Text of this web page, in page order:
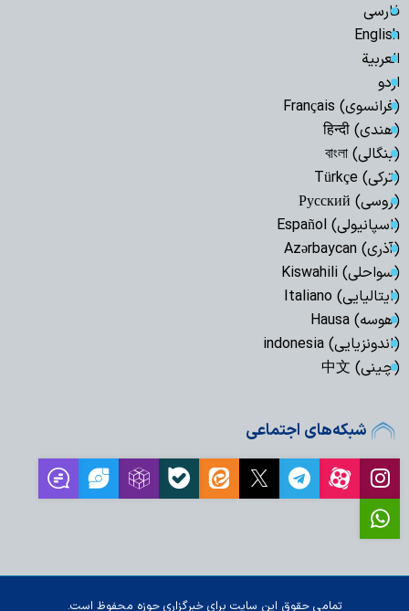
فارسی
English
العربیة
اردو
(فرانسوی) Français
(هندی) हिन्दी
(بنگالی) বাংলা
(ترکی) Türkçe
(روسی) Русский
(اسپانیولی) Español
(آذری) Azərbaycan
(سواحلی) Kiswahili
(ایتالیایی) Italiano
(هوسه) Hausa
(اندونزیایی) indonesia
(چینی) 中文
شبکه‌های اجتماعی
تمامی حقوق این سایت برای خبرگزاری حوزه محفوظ است.